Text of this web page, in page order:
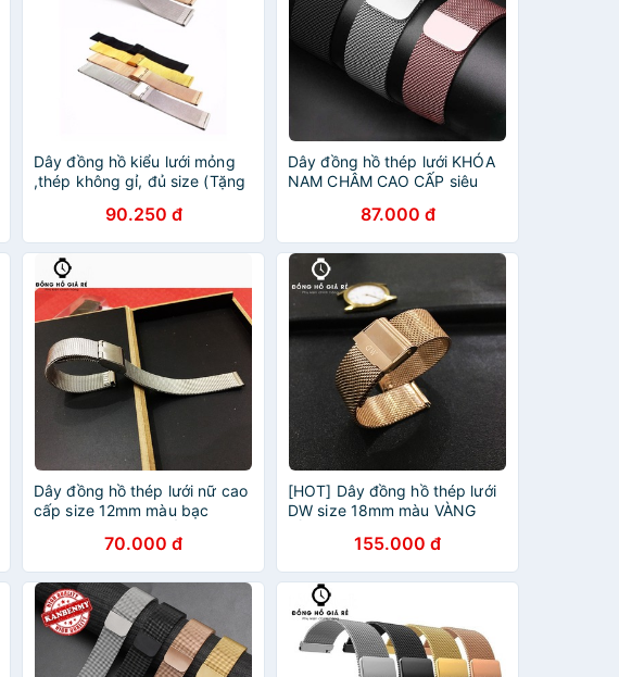
Dây đồng hồ kiểu lưới mỏng
,thép không gỉ, đủ size (Tặng
90.250 đ
Dây đồng hồ thép lưới KHÓA
NAM CHÂM CAO CẤP siêu
87.000 đ
Dây đồng hồ thép lưới nữ cao
cấp size 12mm màu bạc
70.000 đ
[HOT] Dây đồng hồ thép lưới
DW size 18mm màu VÀNG
155.000 đ